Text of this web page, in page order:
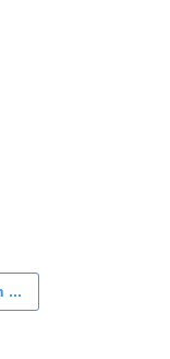
...